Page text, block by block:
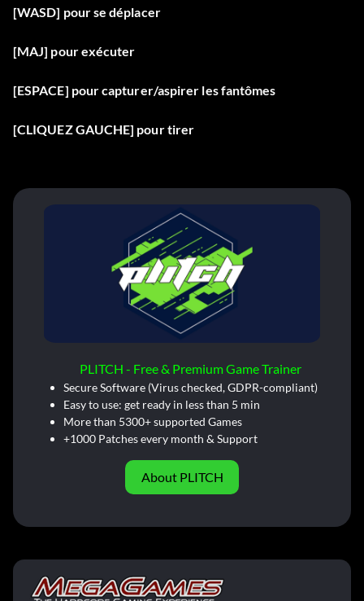
[WASD] pour se déplacer
[MAJ] pour exécuter
[ESPACE] pour capturer/aspirer les fantômes
[CLIQUEZ GAUCHE] pour tirer
PLITCH - Free & Premium Game Trainer
Secure Software (Virus checked, GDPR-compliant)
Easy to use: get ready in less than 5 min
More than 5300+ supported Games
+1000 Patches every month & Support
About PLITCH